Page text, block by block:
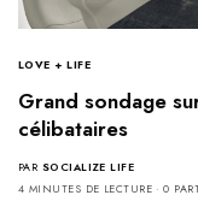
LOVE + LIFE
Grand sondage
célibataires
PAR SOCIALIZE LIFE
4 MINUTES DE LECTURE
0